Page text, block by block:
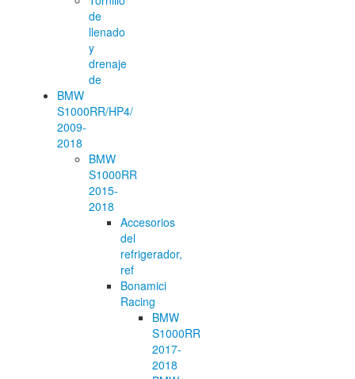
de
llenado
y
drenaje
de
BMW
S1000RR/HP4/
2009-
2018
BMW
S1000RR
2015-
2018
Accesorios
del
refrigerador,
ref
Bonamici
Racing
BMW
S1000RR
2017-
2018